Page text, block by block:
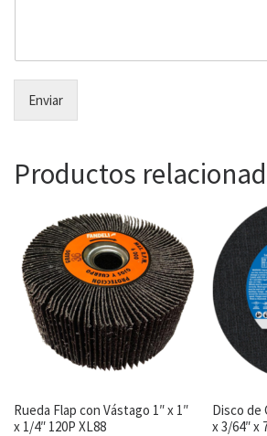
Enviar
Productos
Rueda Flap con Vástago 1″ x 1″
x 1/4″ 120P XL88
Disco de
x 3/64″ x